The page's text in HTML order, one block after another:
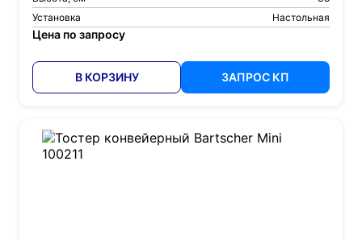
Установка
Настольная
Цена по запросу
В КОРЗИНУ ЗАПРОС КП